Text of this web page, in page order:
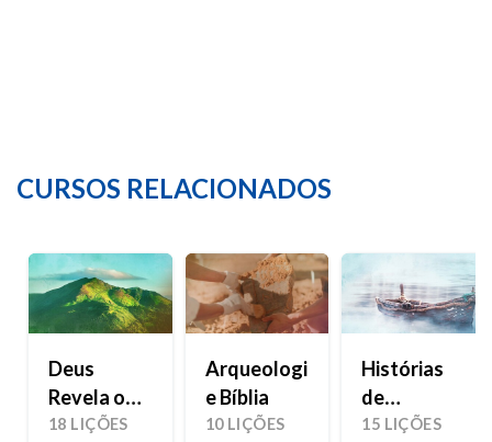
CURSOS RELACIONADOS
Deus
Revela o
Seu Amor
18 LIÇÕES
Arqueologia
e Bíblia
10 LIÇÕES
Histórias
de
Esperança
15 LIÇÕES